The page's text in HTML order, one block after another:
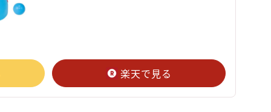
楽天で見る